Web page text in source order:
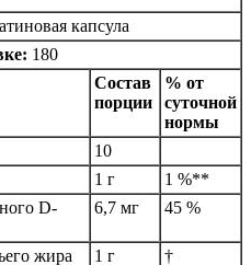
капсула
180
Состав
порции
% от
суточной
нормы
10
1 г
1 %**
D-
6,7 мг 45 %
жира 1 г
†